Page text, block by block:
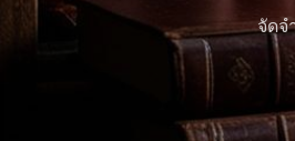
จัดจ